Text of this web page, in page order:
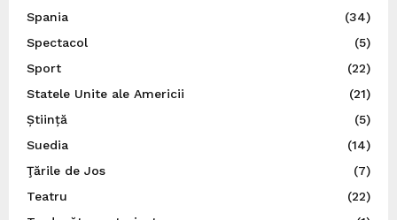
Spania
(34)
Spectacol
(5)
Sport
(22)
Statele Unite ale Americii
(21)
Știință
(5)
Suedia
(14)
Ţările de Jos
(7)
Teatru
(22)